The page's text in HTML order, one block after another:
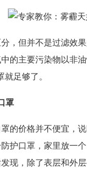
但并不是过滤效果
的主要污染物以非
足够了。
罩
价格并不便宜，说
护口罩，家里放一
现，除了表层和外